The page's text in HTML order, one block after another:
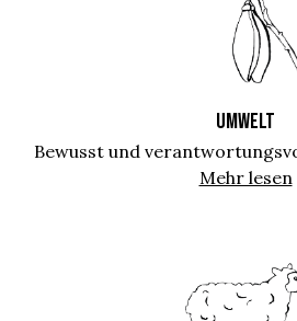
UMWELT
Bewusst und
Mehr lesen